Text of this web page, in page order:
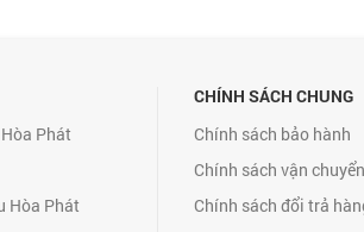
Phát
Hòa Phát
CHÍNH SÁCH CHUNG
Chính sách bảo hành
Chính sách vận chuyển
Chính sách đổi trả